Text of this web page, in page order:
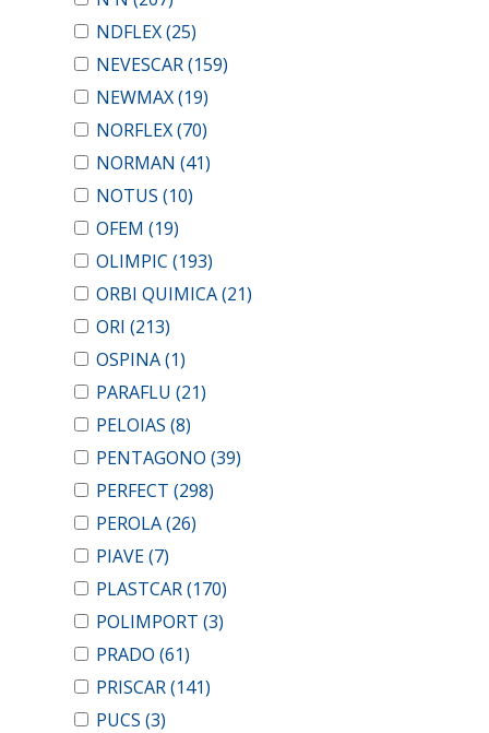
NDFLEX(25)
NEVESCAR(159)
NEWMAX(19)
NORFLEX(70)
NORMAN (41)
NOTUS (10)
OFEM (19)
OLIMPIC (193)
ORBI QUIMICA(21)
ORI (213)
OSPINA(1)
PARAFLU (21)
PELOIAS (8)
PENTAGONO (39)
PERFECT (298)
PEROLA(26)
PIAVE(7)
PLASTCAR(170)
POLIMPORT (3)
PRADO (61)
PRISCAR(141)
PUCS (3)